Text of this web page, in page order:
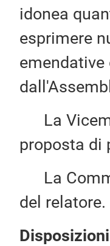
idonea
esprimere
La
proposta di
La
del relatore.